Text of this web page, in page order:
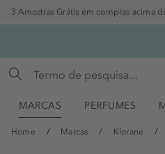
3 Amostras Grátis em compras acima
MARCAS PERFUMES
Home Marcas Klorane